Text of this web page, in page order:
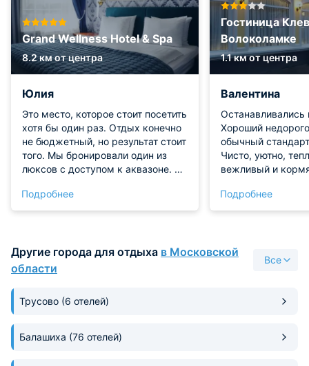
Grand Wellness Hotel & Spa
8.2 км от центра
Юлия
Это место, которое стоит посетить
хотя бы один раз. Отдых конечно
не бюджетный, но результат стоит
того. Мы бронировали один из
люксов с доступом к аквазоне. В
и обслуживание на уровне.
Обязательно стоит посетить и
удовольствия! Очень классное
место, впечатления
Подробнее
Гостиница
Волоколамке
1.1 км от центра
Валентина
Останавливались
Хороший
обычный
Чисто, уютно,
вежливый и
номер. В ванной
принадлежности
Подробнее
Другие города для отдыха в Московской
области
Все
Трусово (6 отелей)
Балашиха (76 отелей)